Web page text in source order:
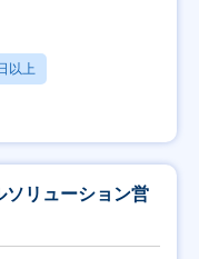
以上
ソリューション営